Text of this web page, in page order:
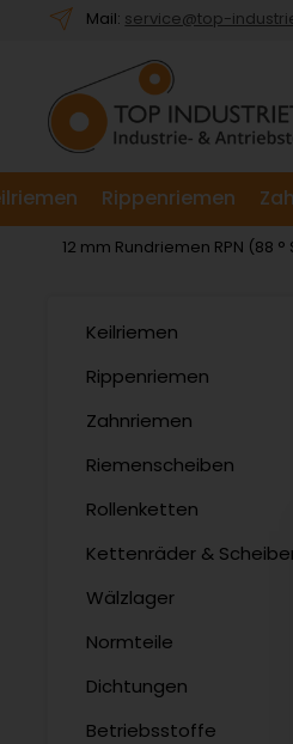
Willkommen.
für
das
Barrierefreiheitsmenü
Mail: service@top-
Rippenriemen
12 mm Rundriemen RPN (88
Keilriemen
Rippenriemen
Zahnriemen
Riemenscheiben
Rollenketten
Kettenräder &
Wälzlager
Normteile
Dichtungen
Betriebsstoffe